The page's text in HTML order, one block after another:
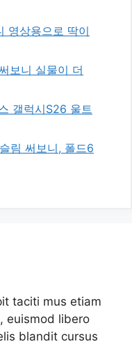
영상용으로 딱이
보니 실물이 더
갤럭시S26 울트
림 써보니, 폴드6
taciti mus etiam
euismod libero
blandit cursus